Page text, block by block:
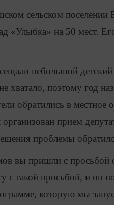
сельском поселении
«Улыбка» на 50 мест.
небольшой
хватало, поэтому год
обратились в местное
прием
проблемы
вы пришли с просьбой
с такой просьбой, и он
которую мы